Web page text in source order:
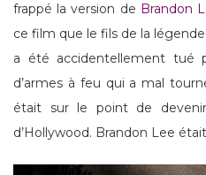
frappé la version de Brandon
ce film que le fils de la
a été accidentellement tué
d’armes à feu qui a mal
était sur le point de
d’Hollywood. Brandon Lee